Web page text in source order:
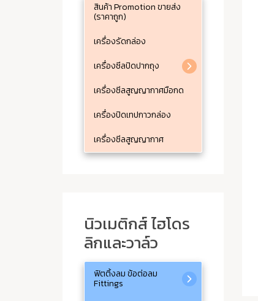
สินค้า Promotion ขายส่ง
(ราคาถูก)
เครื่องรัดกล่อง
เครื่องซีลปิดปากถุง
เครื่องซีลสูญญากาศมือกด
เครื่องปิดเทปกาวกล่อง
เครื่องซีลสูญญากาศ
นิวเมติกส์ ไฮโดร
ลิกและวาล์ว
ฟิตติ้งลม ข้อต่อลม
Fittings